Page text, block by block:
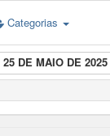
Categorias
25 DE MAIO DE 2025